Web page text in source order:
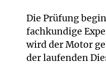
Die Prüfung
fachkundige
wird der Motor
der laufenden